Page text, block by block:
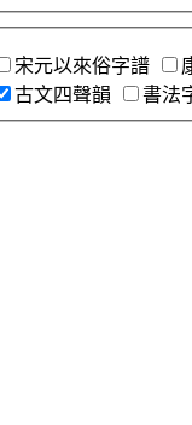
宋元以來俗字譜
古文四聲韻 書法